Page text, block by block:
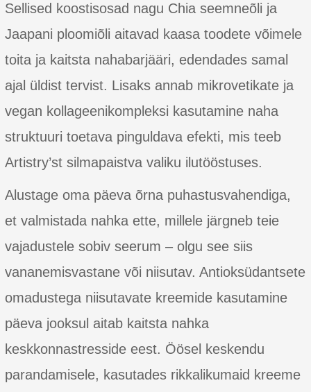
Sellised koostisosad nagu Chia seemneõli ja
Jaapani ploomiõli aitavad kaasa toodete võimele
toita ja kaitsta nahabarjääri, edendades samal
ajal üldist tervist. Lisaks annab mikrovetikate ja
vegan kollageenikompleksi kasutamine naha
struktuuri toetava pinguldava efekti, mis teeb
Artistry’st silmapaistva valiku ilutööstuses.
Alustage oma päeva õrna puhastusvahendiga,
et valmistada nahka ette, millele järgneb teie
vajadustele sobiv seerum – olgu see siis
vananemisvastane või niisutav. Antioksüdantsete
omadustega niisutavate kreemide kasutamine
päeva jooksul aitab kaitsta nahka
keskkonnastresside eest. Öösel keskendu
parandamisele, kasutades rikkalikumaid kreeme